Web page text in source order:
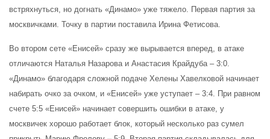
встряхнуться, но догнать «Динамо» уже тяжело. Первая партия за
москвичками. Точку в партии поставила Ирина Фетисова.
Во втором сете «Енисей» сразу же вырывается вперед, в атаке
отличаются Наталья Назарова и Анастасия Крайдуба – 3:0.
«Динамо» благодаря сложной подаче Хелены Хавелковой начинает
набирать очко за очком, и «Енисей» уже уступает – 3:4. При равном
счете 5:5 «Енисей» начинает совершить ошибки в атаке, у
москвичек хорошо работает блок, который несколько раз сумел